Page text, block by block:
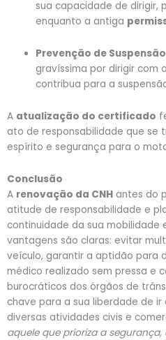
sua capacidade de dirigir,
enquanto a antiga
Prevenção de
gravíssima por dirigir com
contribua para a
A atualização do certificado
ato de responsabilidade que se
espírito e segurança para o
Conclusão
A renovação da CNH antes do
atitude de responsabilidade e
continuidade da sua mobilidade
vantagens são claras: evitar
veículo, garantir a aptidão para
médico realizado sem pressa e
burocráticos dos órgãos de
chave para a sua liberdade de
diversas atividades civis e
aquele que prioriza a